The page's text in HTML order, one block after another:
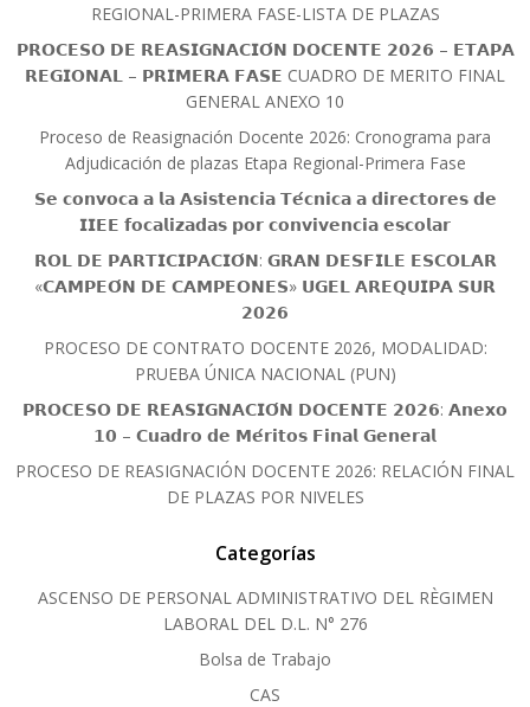
REGIONAL-PRIMERA FASE-LISTA DE PLAZAS
𝗣𝗥𝗢𝗖𝗘𝗦𝗢 𝗗𝗘 𝗥𝗘𝗔𝗦𝗜𝗚𝗡𝗔𝗖𝗜𝗢́𝗡 𝗗𝗢𝗖𝗘𝗡𝗧𝗘 𝟮𝟬𝟮𝟲 – 𝗘𝗧𝗔𝗣𝗔
𝗥𝗘𝗚𝗜𝗢𝗡𝗔𝗟 – 𝗣𝗥𝗜𝗠𝗘𝗥𝗔 𝗙𝗔𝗦𝗘 CUADRO DE MERITO FINAL
GENERAL ANEXO 10
Proceso de Reasignación Docente 2026: Cronograma para
Adjudicación de plazas Etapa Regional-Primera Fase
𝗦𝗲 𝗰𝗼𝗻𝘃𝗼𝗰𝗮 𝗮 𝗹𝗮 𝗔𝘀𝗶𝘀𝘁𝗲𝗻𝗰𝗶𝗮 𝗧𝗲́𝗰𝗻𝗶𝗰𝗮 𝗮 𝗱𝗶𝗿𝗲𝗰𝘁𝗼𝗿𝗲𝘀 𝗱𝗲
𝗜𝗜𝗘𝗘 𝗳𝗼𝗰𝗮𝗹𝗶𝘇𝗮𝗱𝗮𝘀 𝗽𝗼𝗿 𝗰𝗼𝗻𝘃𝗶𝘃𝗲𝗻𝗰𝗶𝗮 𝗲𝘀𝗰𝗼𝗹𝗮𝗿
𝗥𝗢𝗟 𝗗𝗘 𝗣𝗔𝗥𝗧𝗜𝗖𝗜𝗣𝗔𝗖𝗜𝗢́𝗡: 𝗚𝗥𝗔𝗡 𝗗𝗘𝗦𝗙𝗜𝗟𝗘 𝗘𝗦𝗖𝗢𝗟𝗔𝗥
«𝗖𝗔𝗠𝗣𝗘𝗢́𝗡 𝗗𝗘 𝗖𝗔𝗠𝗣𝗘𝗢𝗡𝗘𝗦» 𝗨𝗚𝗘𝗟 𝗔𝗥𝗘𝗤𝗨𝗜𝗣𝗔 𝗦𝗨𝗥
𝟮𝟬𝟮𝟲
PROCESO DE CONTRATO DOCENTE 2026, MODALIDAD:
PRUEBA ÚNICA NACIONAL (PUN)
𝗣𝗥𝗢𝗖𝗘𝗦𝗢 𝗗𝗘 𝗥𝗘𝗔𝗦𝗜𝗚𝗡𝗔𝗖𝗜𝗢́𝗡 𝗗𝗢𝗖𝗘𝗡𝗧𝗘 𝟮𝟬𝟮𝟲: 𝗔𝗻𝗲𝘅𝗼
𝟭𝟬 – 𝗖𝘂𝗮𝗱𝗿𝗼 𝗱𝗲 𝗠𝗲́𝗿𝗶𝘁𝗼𝘀 𝗙𝗶𝗻𝗮𝗹 𝗚𝗲𝗻𝗲𝗿𝗮𝗹
PROCESO DE REASIGNACIÓN DOCENTE 2026: RELACIÓN FINAL
DE PLAZAS POR NIVELES
Categorías
ASCENSO DE PERSONAL ADMINISTRATIVO DEL RÈGIMEN
LABORAL DEL D.L. N° 276
Bolsa de Trabajo
CAS